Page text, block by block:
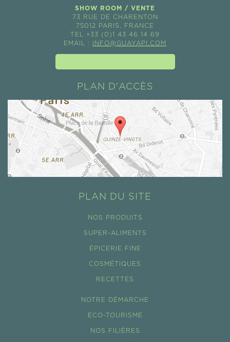
SHOW ROOM / VENTE
73 RUE DE CHARENTON
75012 PARIS, FRANCE
TEL +33 (0)1 43 46 14 69
EMAIL :
INFO@GUAYAPI.COM
PLAN D'ACCÈS
PLAN DU SITE
NOS PRODUITS
SUPER-ALIMENTS
ÉPICERIE FINE
COSMÉTIQUES
RECETTES
NOTRE DÉMARCHE
ÉCO-TOURISME
NOS FILIÈRES